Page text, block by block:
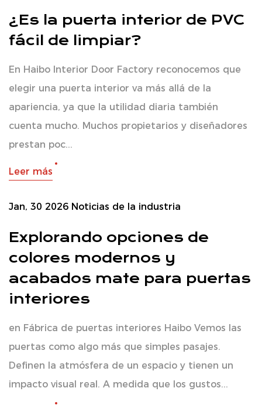
¿Es la puerta interior de PVC
fácil de limpiar?
En Haibo Interior Door Factory reconocemos que
elegir una puerta interior va más allá de la
apariencia, ya que la utilidad diaria también
cuenta mucho. Muchos propietarios y diseñadores
prestan poc...
Leer más
Jan, 30 2026 Noticias de la industria
Explorando opciones de
colores modernos y
acabados mate para puertas
interiores
en Fábrica de puertas interiores Haibo Vemos las
puertas como algo más que simples pasajes.
Definen la atmósfera de un espacio y tienen un
impacto visual real. A medida que los gustos...